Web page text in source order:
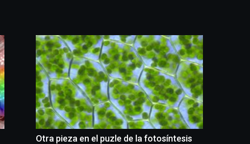
Plaza
(BZP),
un
festival
que
llenará
la
ciudad
de
monólogos,
exposiciones,
Otra pieza en el puzle de la fotosíntesis